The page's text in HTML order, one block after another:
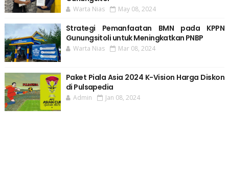
Warta Nias May 08, 2024
Strategi Pemanfaatan BMN pada KPPN
Gunungsitoli untuk Meningkatkan PNBP
Warta Nias Mar 08, 2024
Paket Piala Asia 2024 K-Vision Harga Diskon
di Pulsapedia
Admin Jan 08, 2024